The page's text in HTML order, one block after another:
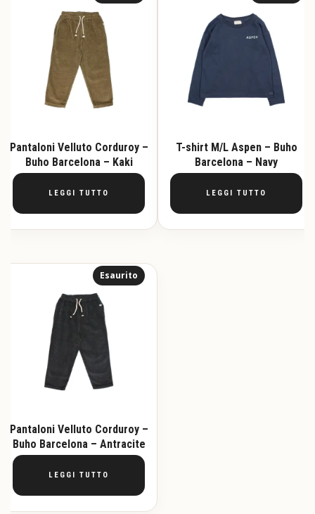
Pantaloni Velluto Corduroy –
Buho Barcelona – Kaki
LEGGI TUTTO
T-shirt M/L Aspen – Buho
Barcelona – Navy
LEGGI TUTTO
Pantaloni Velluto Corduroy –
Buho Barcelona – Antracite
Esaurito
LEGGI TUTTO